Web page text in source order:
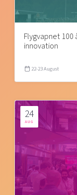
Flygvapnet
innovation
22-23 August
24
AUG